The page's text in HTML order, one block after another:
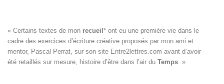
« Certains textes de mon recueil * ont eu une première vie dans le
cadre des exercices d’écriture créative proposés par mon ami et
mentor, Pascal Perrat, sur son site Entre2lettres.com avant d’avoir
été retaillés sur mesure, histoire d’être dans l’air du Temps. »